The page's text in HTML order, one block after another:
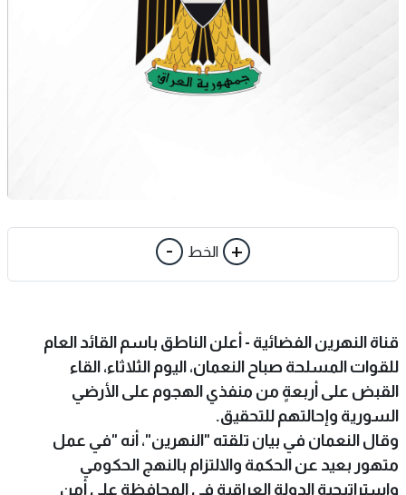
+ الخط -
قناة النهرين الفضائية - أعلن الناطق باسم القائد العام
للقوات المسلحة صباح النعمان، اليوم الثلاثاء، القاء
القبض على أربعةٍ من منفذي الهجوم على الأرضي
السورية وإحالتهم للتحقيق.
وقال النعمان في بيان تلقته "النهرين"، أنه "في عمل
متهور بعيد عن الحكمة والالتزام بالنهج الحكومي
واستراتيجية الدولة العراقية في المحافظة على أمن